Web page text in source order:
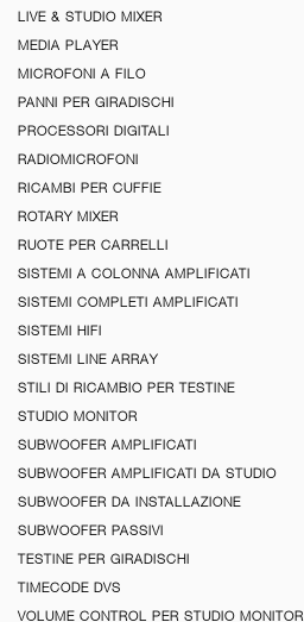
LIVE & STUDIO MIXER
MEDIA PLAYER
MICROFONI A FILO
PANNI PER GIRADISCHI
PROCESSORI DIGITALI
RADIOMICROFONI
RICAMBI PER CUFFIE
ROTARY MIXER
RUOTE PER CARRELLI
SISTEMI A COLONNA AMPLIFICATI
SISTEMI COMPLETI AMPLIFICATI
SISTEMI HIFI
SISTEMI LINE ARRAY
STILI DI RICAMBIO PER TESTINE
STUDIO MONITOR
SUBWOOFER AMPLIFICATI
SUBWOOFER AMPLIFICATI DA STUDIO
SUBWOOFER DA INSTALLAZIONE
SUBWOOFER PASSIVI
TESTINE PER GIRADISCHI
TIMECODE DVS
VOLUME CONTROL PER STUDIO MONITOR